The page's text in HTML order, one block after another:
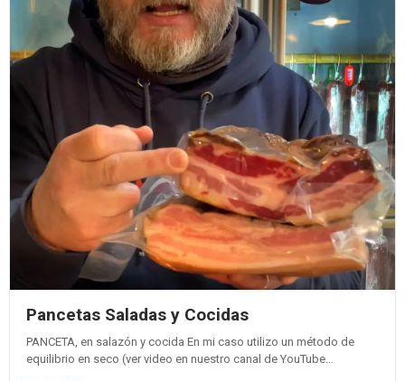
Pancetas Saladas y Cocidas
PANCETA, en salazón y cocida En mi caso utilizo un método de
equilibrio en seco (ver video en nuestro canal de YouTube…